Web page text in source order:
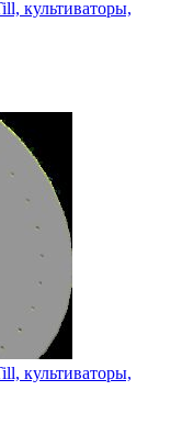
культиваторы,
культиваторы,